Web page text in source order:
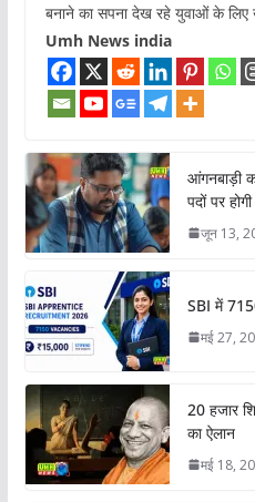
बनाने का सपना देख रहे युवाओं के
Umh News india
आंगनबाड़ी
पदों पर होगी
जून 13,
SBI में
मई 27,
20 हजार
का ऐलान
मई 18,